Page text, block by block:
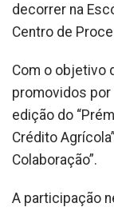
decorrer na
Centro de
Com o objetivo
promovidos por
edição do
Crédito
Colaboração”.
A participação